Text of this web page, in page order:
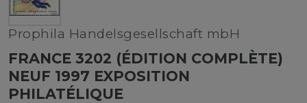
Prophila Handelsgesellschaft mbH
FRANCE 3202 (ÉDITION COMPLÈTE)
NEUF 1997 EXPOSITION
PHILATÉLIQUE